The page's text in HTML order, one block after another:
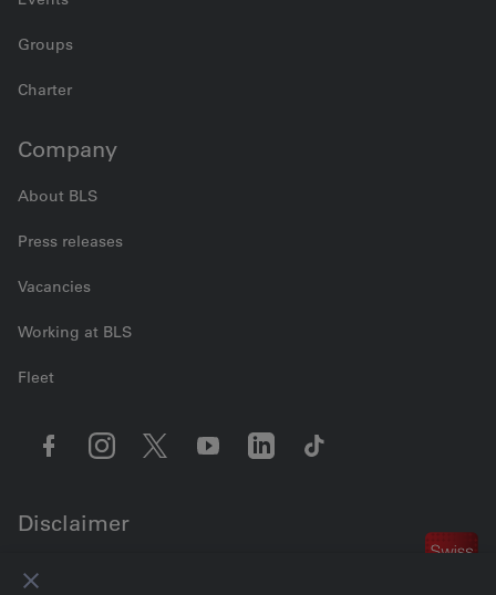
Groups
Charter
Company
About BLS
Press releases
Vacancies
Working at BLS
Fleet
Disclaimer
Legal information